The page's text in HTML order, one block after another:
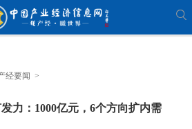
经要闻 >
力：1000亿元，6个方向扩内需